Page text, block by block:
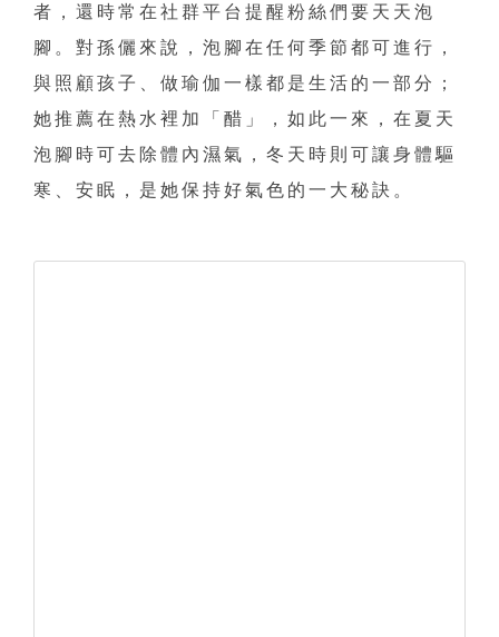
者，還時常在社群平台提醒粉絲們要天天泡
腳。對孫儷來說，泡腳在任何季節都可進行，
與照顧孩子、做瑜伽一樣都是生活的一部分；
她推薦在熱水裡加「醋」，如此一來，在夏天
泡腳時可去除體內濕氣，冬天時則可讓身體驅
寒、安眠，是她保持好氣色的一大秘訣。